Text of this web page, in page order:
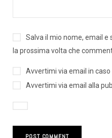
Salva il mio nome, email
la prossima volta che
Avvertimi via email in
Avvertimi via email alla